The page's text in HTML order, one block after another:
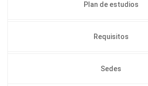
Plan de estudios
Requisitos
Sedes